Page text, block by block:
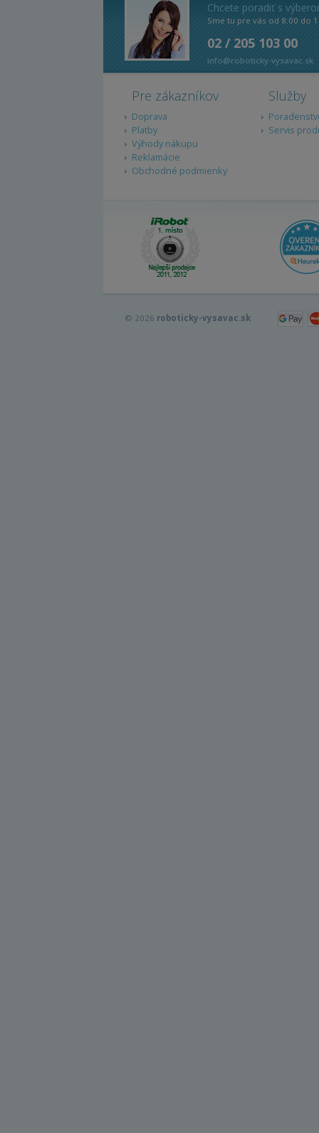
Chcete poradiť s
Sme tu pre vás od 8:00 do
02 / 205 103 00
info@roboticky-vysavac.sk
Pre zákazníkov
Doprava
Platby
Výhody nákupu
Reklamácie
Obchodné podmienky
Služby
Servis
© 2026 roboticky-vysavac.sk